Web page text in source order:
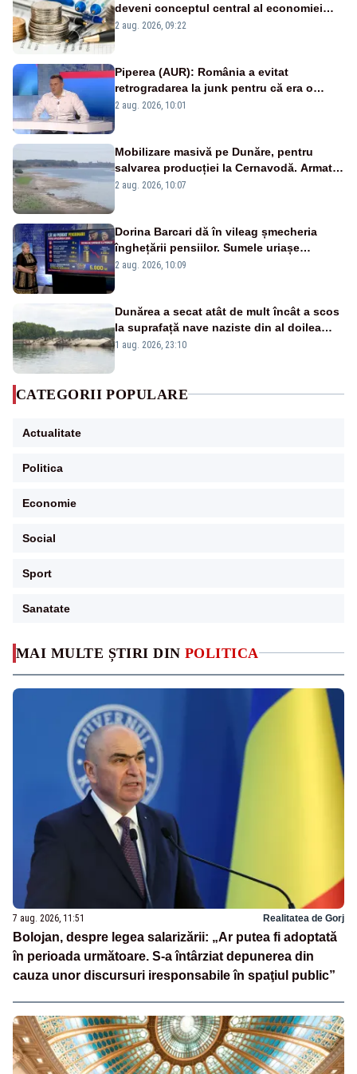
MAI MULTE ȘTIRI DIN POLITICA
7 aug. 2026, 11:51 Realitatea de Gorj
Bolojan, despre legea salarizării: „Ar putea fi adoptată
în perioada următoare. S-a întârziat depunerea din
cauza unor discursuri iresponsabile în spaţiul public”
deveni conceptul central al economiei
viitoare?
2 aug. 2026, 09:22
Piperea (AUR): România a evitat
retrogradarea la junk pentru că era o
catastrofă pentru bănci și fondurile de
2 aug. 2026, 10:01
Mobilizare masivă pe Dunăre, pentru
salvarea producției la Cernavodă. Armata
va detona o stâncă și va devia apa
2 aug. 2026, 10:07
Dorina Barcari dă în vileag șmecheria
înghețării pensiilor. Sumele uriașe
pierdute de fiecare român
2 aug. 2026, 10:09
Dunărea a secat atât de mult încât a scos
la suprafață nave naziste din al doilea
război mondial
1 aug. 2026, 23:10
CATEGORII POPULARE
Actualitate
Politica
Economie
Social
Sport
Sanatate